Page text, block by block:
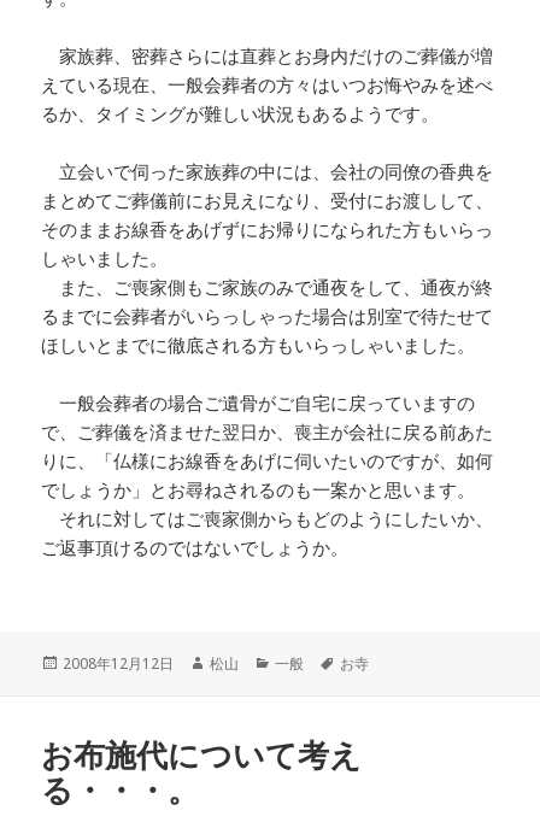
家族葬、密葬さらには直葬とお身内だけのご葬儀が増
えている現在、一般会葬者の方々はいつお悔やみを述べ
るか、タイミングが難しい状況もあるようです。
立会いで伺った家族葬の中には、会社の同僚の香典を
まとめてご葬儀前にお見えになり、受付にお渡しして、
そのままお線香をあげずにお帰りになられた方もいらっ
しゃいました。
また、ご喪家側もご家族のみで通夜をして、通夜が終
るまでに会葬者がいらっしゃった場合は別室で待たせて
ほしいとまでに徹底される方もいらっしゃいました。
一般会葬者の場合ご遺骨がご自宅に戻っていますの
で、ご葬儀を済ませた翌日か、喪主が会社に戻る前あた
りに、「仏様にお線香をあげに伺いたいのですが、如何
でしょうか」とお尋ねされるのも一案かと思います。
それに対してはご喪家側からもどのようにしたいか、
ご返事頂けるのではないでしょうか。
投
2008年12月12日
作
松山
カ
ー
一般
タ
お寺
お布施代について考え
る・・・。